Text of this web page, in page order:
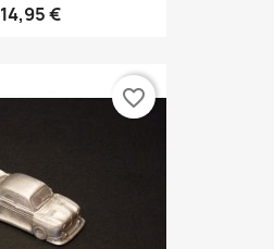
14,95 €
favorite_border